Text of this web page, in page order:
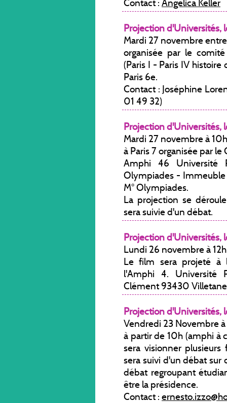
Projection d'Universités,
Mardi 27 novembre entre
organisée par le
(Paris I - Paris IV
Paris 6e.
Contact : Joséphine
01 49 32)
Projection d'Universités,
Mardi 27 novembre à 10h
à Paris 7 organisée par le
Amphi 46 Université
Olympiades - Immeuble
M° Olympiades.
La projection se
sera suivie d'un débat.
Projection d'Universités,
Lundi 26 novembre à
Le film sera projeté à
l'Amphi 4. Université
Clément 93430
Projection d'Universités,
Vendredi 23 Novembre
à partir de 10h (amphi à
sera visionner
sera suivi d'un débat sur
débat regroupant
être la présidence.
Contact :